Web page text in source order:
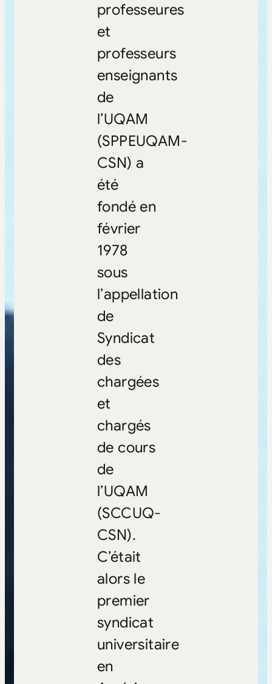
professeures
et
professeurs
enseignants
de
l’UQAM
(SPPEUQAM-
CSN) a
été
fondé en
février
1978
sous
l’appellation
de
Syndicat
des
chargées
et
chargés
de cours
de
l’UQAM
(SCCUQ-
CSN).
C’était
alors le
premier
syndicat
universitaire
en